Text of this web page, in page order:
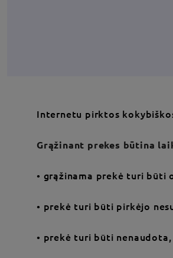
Internetu pirktos
Grąžinant prekes būtina
• grąžinama prekė turi
• prekė turi būti pirkėjo
• prekė turi būti